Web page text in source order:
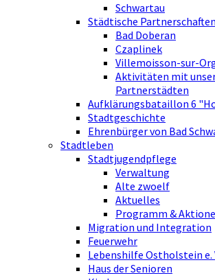
Schwartau
Städtische Partnerschaften
Bad Doberan
Czaplinek
Villemoisson-sur-
Aktivitäten mit
Partnerstädten
Aufklärungsbataillon 6
Stadtgeschichte
Ehrenbürger von Bad
Stadtleben
Stadtjugendpflege
Verwaltung
Alte zwoelf
Aktuelles
Programm &
Migration und Integration
Feuerwehr
Lebenshilfe Ostholstein e.
Haus der Senioren